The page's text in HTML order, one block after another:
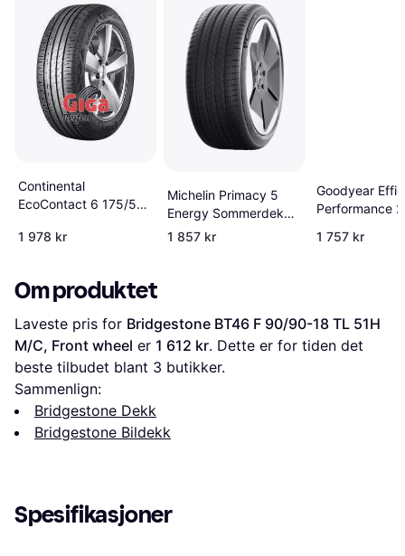
Continental
EcoContact 6 175/55
1 978 kr
Michelin Primacy 5
Energy Sommerdekk
225 45R18 95W XL
1 857 kr
Goodyear
Performance
1 757 kr
Om produktet
Laveste pris for Bridgestone BT46 F 90/90-18 TL 51H
M/C, Front wheel er 1 612 kr. Dette er for tiden det
beste tilbudet blant 3 butikker.
Sammenlign:
Bridgestone Dekk
Bridgestone Bildekk
Spesifikasjoner